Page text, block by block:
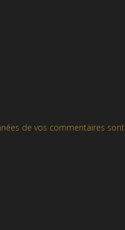
de vos commentaires sont